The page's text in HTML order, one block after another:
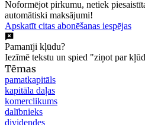
Noformējot pirkumu, netiek
automātiski maksājumi!
Apskatīt citas abonēšanas iespējas
Pamanīji kļūdu?
Iezīmē tekstu un spied "ziņot par
Tēmas
pamatkapitāls
kapitāla daļas
komerclikums
dalībnieks
dividendes